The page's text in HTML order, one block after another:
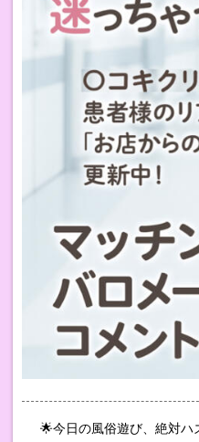
🌟今日の風俗遊び、絶対ハ